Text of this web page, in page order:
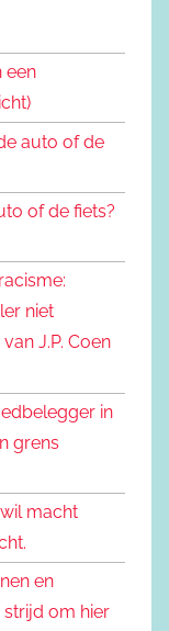
een
auto of de
of de fiets?
niet
J.P. Coen
in
grens
macht
en
om hier